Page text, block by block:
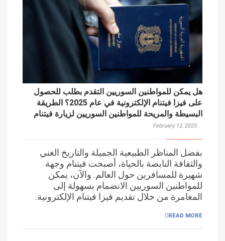
هل يمكن للمواطنين السوريين التقدم بطلب للحصول
على فيزا فيتنام الإلكترونية في عام 2025؟ الطريقة
البسيطة والمريحة للمواطنين السوريين لزيارة فيتنام
February 12, 2025
بفضل المناظر الطبيعية الجميلة والتاريخ الغني
والثقافة النابضة بالحياة، أصبحت فيتنام وجهة
شهيرة للمسافرين حول العالم. والآن، يمكن
للمواطنين السوريين الانضمام بسهولة إلى
المغامرة من خلال تقديم فيزا فيتنام الإلكترونية.
READ MORE